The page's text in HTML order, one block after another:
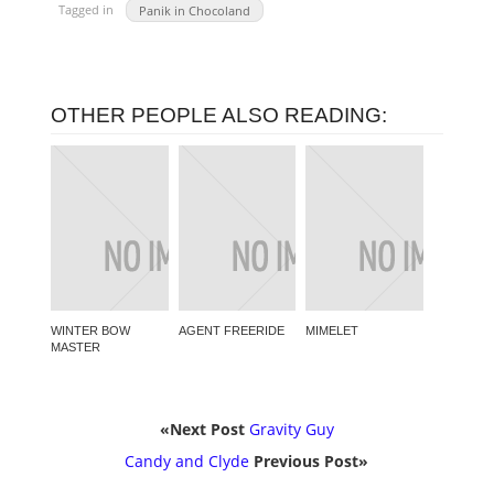
Tagged in Panik in Chocoland
OTHER PEOPLE ALSO READING:
WINTER BOW
MASTER
AGENT FREERIDE MIMELET
«Next Post Gravity Guy
Candy and Clyde Previous Post»